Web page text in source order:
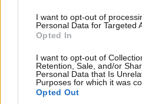
I want to opt-out of
Personal Data for Targeted
Opted In
I want to opt-out of
Retention, Sale, and/or
Personal Data that Is
Purposes for which it was
Opted Out